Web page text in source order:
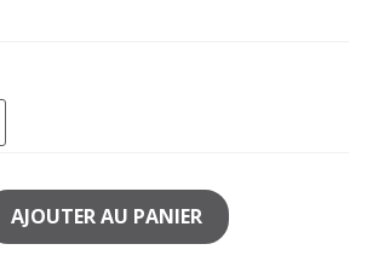
AJOUTER AU PANIER